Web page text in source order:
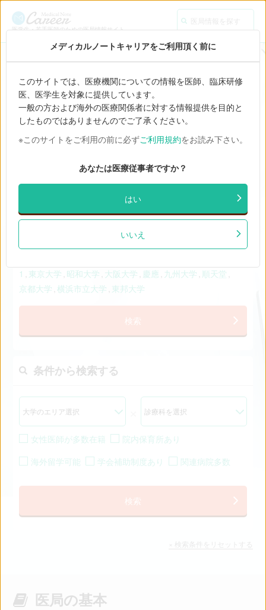
医学生・若手医師のための医局情報サイト
全国の医局情報から
あなたにあった医局を探そう。
業界最大級の医局情報を掲載。
フリーワード、エリア、診療科検索はもちろん。
医局の基礎情報などお役立ち情報が満載。
1 東京大学 昭和大学 大阪大学 慶應 九州大学 順天堂
京都大学 横浜市立大学 東邦大学
検索
条件から検索する
女性医師が多数在籍
院内保育所あり
海外留学可能
学会補助制度あり 関連病院多数
検索
医局の基本
メディカルノートキャリアをご利用頂く前に
このサイトでは、医療機関についての情報を医師、臨床研修
医、医学生を対象に提供しています。
一般の方および海外の医療関係者に対する情報提供を目的と
したものではありませんのでご了承ください。
※このサイトをご利用の前に必ずご利用規約をお読み下さい。
あなたは医療従事者ですか？
はい
いいえ